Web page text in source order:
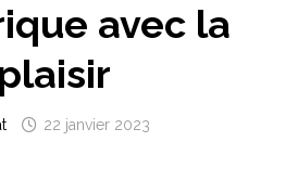
avec la
22 janvier 2023